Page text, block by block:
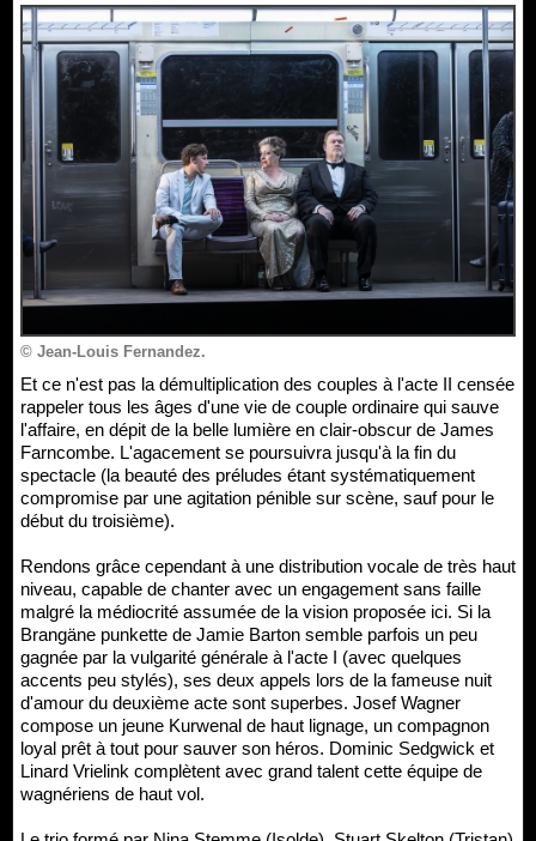
© Jean-Louis Fernandez.
Et ce n'est pas la démultiplication des couples à l'acte II censée
rappeler tous les âges d'une vie de couple ordinaire qui sauve
l'affaire, en dépit de la belle lumière en clair-obscur de James
Farncombe. L'agacement se poursuivra jusqu'à la fin du
spectacle (la beauté des préludes étant systématiquement
compromise par une agitation pénible sur scène, sauf pour le
début du troisième).
Rendons grâce cependant à une distribution vocale de très haut
niveau, capable de chanter avec un engagement sans faille
malgré la médiocrité assumée de la vision proposée ici. Si la
Brangäne punkette de Jamie Barton semble parfois un peu
gagnée par la vulgarité générale à l'acte I (avec quelques
accents peu stylés), ses deux appels lors de la fameuse nuit
d'amour du deuxième acte sont superbes. Josef Wagner
compose un jeune Kurwenal de haut lignage, un compagnon
loyal prêt à tout pour sauver son héros. Dominic Sedgwick et
Linard Vrielink complètent avec grand talent cette équipe de
wagnériens de haut vol.